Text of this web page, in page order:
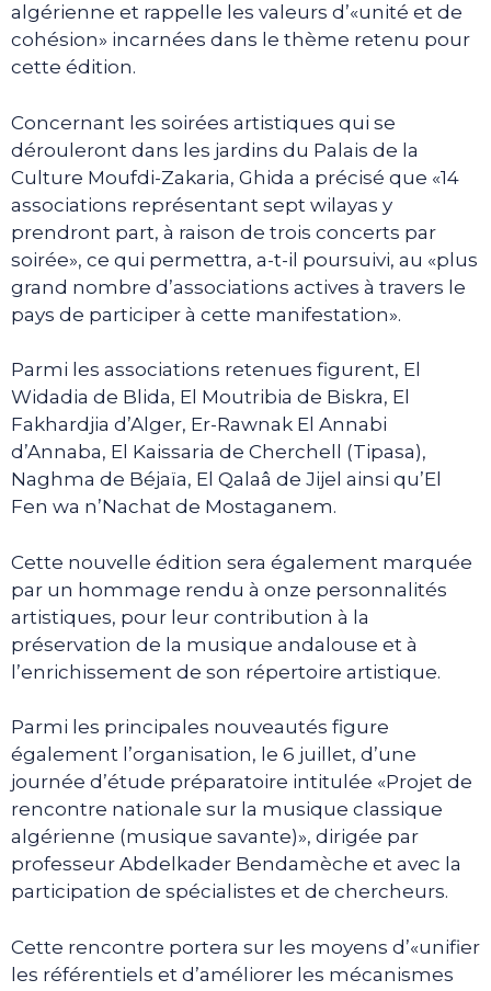
algérienne et rappelle les valeurs d’«unité et de
cohésion» incarnées dans le thème retenu pour
cette édition.
Concernant les soirées artistiques qui se
dérouleront dans les jardins du Palais de la
Culture Moufdi-Zakaria, Ghida a précisé que «14
associations représentant sept wilayas y
prendront part, à raison de trois concerts par
soirée», ce qui permettra, a-t-il poursuivi, au «plus
grand nombre d’associations actives à travers le
pays de participer à cette manifestation».
Parmi les associations retenues figurent, El
Widadia de Blida, El Moutribia de Biskra, El
Fakhardjia d’Alger, Er-Rawnak El Annabi
d’Annaba, El Kaissaria de Cherchell (Tipasa),
Naghma de Béjaïa, El Qalaâ de Jijel ainsi qu’El
Fen wa n’Nachat de Mostaganem.
Cette nouvelle édition sera également marquée
par un hommage rendu à onze personnalités
artistiques, pour leur contribution à la
préservation de la musique andalouse et à
l’enrichissement de son répertoire artistique.
Parmi les principales nouveautés figure
également l’organisation, le 6 juillet, d’une
journée d’étude préparatoire intitulée «Projet de
rencontre nationale sur la musique classique
algérienne (musique savante)», dirigée par
professeur Abdelkader Bendamèche et avec la
participation de spécialistes et de chercheurs.
Cette rencontre portera sur les moyens d’«unifier
les référentiels et d’améliorer les mécanismes